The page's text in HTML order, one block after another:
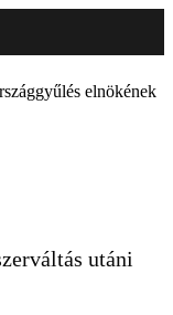
elnökének
utáni